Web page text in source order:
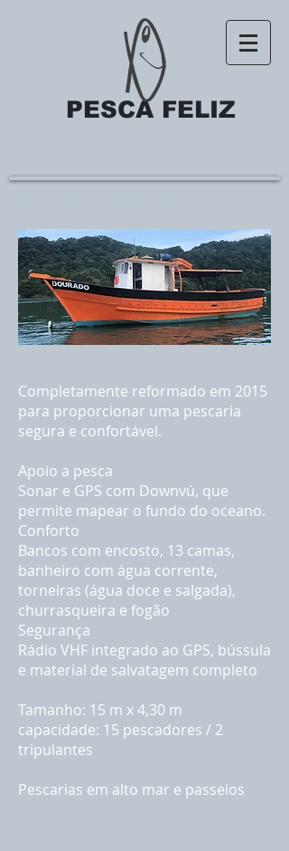
PESCA FELIZ
Completamente reformado em 2015
para proporcionar uma pescaria
segura e confortável.
Apoio a pesca
Sonar e GPS com Downvú, que
permite mapear o fundo do oceano.
Conforto
Bancos com encosto, 13 camas,
banheiro com água corrente,
torneiras (água doce e salgada),
churrasqueira e fogão
Segurança
Rádio VHF integrado ao GPS, bússula
e material de salvatagem completo
Tamanho: 15 m x 4,30 m
capacidade: 15 pescadores / 2
tripulantes
Pescarias em alto mar e passeios